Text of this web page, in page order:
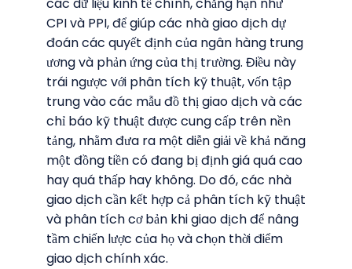
các dữ liệu kinh tế chính, chẳng hạn như
CPI và PPI, để giúp các nhà giao dịch dự
đoán các quyết định của ngân hàng trung
ương và phản ứng của thị trường. Điều này
trái ngược với phân tích kỹ thuật, vốn tập
trung vào các mẫu đồ thị giao dịch và các
chỉ báo kỹ thuật được cung cấp trên nền
tảng, nhằm đưa ra một diễn giải về khả năng
một đồng tiền có đang bị định giá quá cao
hay quá thấp hay không. Do đó, các nhà
giao dịch cần kết hợp cả phân tích kỹ thuật
và phân tích cơ bản khi giao dịch để nâng
tầm chiến lược của họ và chọn thời điểm
giao dịch chính xác.